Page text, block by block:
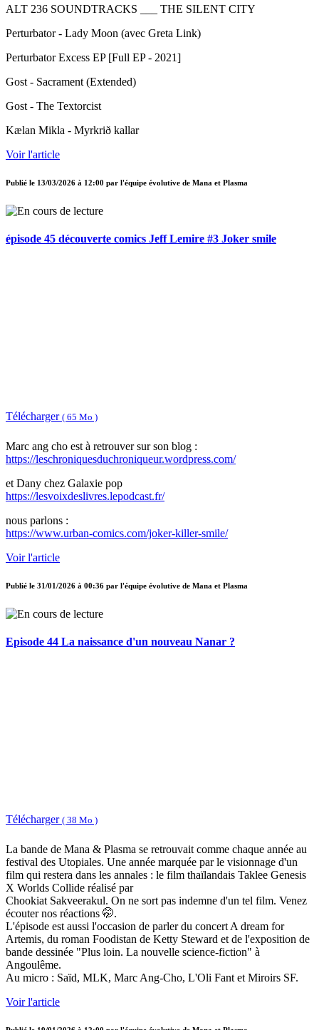
ALT 236 SOUNDTRACKS ___ THE SILENT CITY
Perturbator - Lady Moon (avec Greta Link)
Perturbator Excess EP [Full EP - 2021]
Gost - Sacrament (Extended)
Gost - The Textorcist
Kælan Mikla - Myrkrið kallar
Voir l'article
Publié le 13/03/2026 à 12:00 par l'équipe évolutive de Mana et Plasma
épisode 45 découverte comics Jeff Lemire #3 Joker smile
Télécharger ( 65 Mo )
Marc ang cho est à retrouver sur son blog :
https://leschroniquesduchroniqueur.wordpress.com/
et Dany chez Galaxie pop
https://lesvoixdeslivres.lepodcast.fr/
nous parlons :
https://www.urban-comics.com/joker-killer-smile/
Voir l'article
Publié le 31/01/2026 à 00:36 par l'équipe évolutive de Mana et Plasma
Episode 44 La naissance d'un nouveau Nanar ?
Télécharger ( 38 Mo )
La bande de Mana & Plasma se retrouvait comme chaque année au
festival des Utopiales. Une année marquée par le visionnage d'un
film qui restera dans les annales : le film thaïlandais Taklee Genesis
X Worlds Collide réalisé par
Chookiat Sakveerakul. On ne sort pas indemne d'un tel film. Venez
écouter nos réactions 🤭.
L'épisode est aussi l'occasion de parler du concert A dream for
Artemis, du roman Foodistan de Ketty Steward et de l'exposition de
bande dessinée "Plus loin. La nouvelle science-fiction" à
Angoulême.
Au micro : Saïd, MLK, Marc Ang-Cho, L'Oli Fant et Miroirs SF.
Voir l'article